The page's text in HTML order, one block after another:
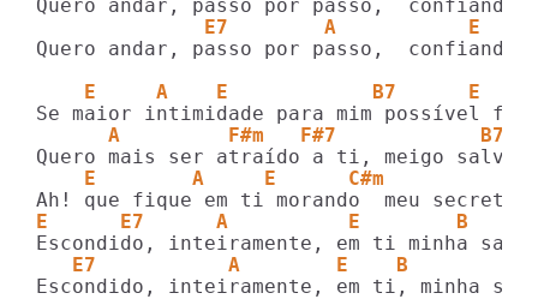
E7        A           E
Quero andar, passo por passo,  confiando
    E     A    E            B7      E
      A         F#m   F#7            B7
E        A     E      C#m
E      E7      A          E        B    E
   E7           A        E    B        E
Escondido, inteiramente, em ti, minha